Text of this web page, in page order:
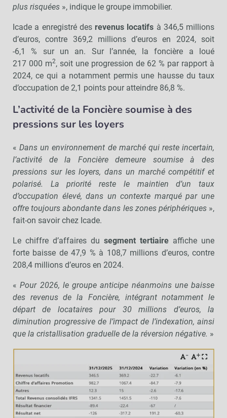
plus risquées », indique le groupe immobilier.
Icade a enregistré des revenus locatifs à 346,5 millions
d’euros, contre 369,2 millions d’euros en 2024, soit
-6,1 % sur un an. Sur l’année, la foncière a loué
217 000 m2, soit une progression de 62 % par rapport à
2024, ce qui a notamment permis une hausse du taux
d’occupation de 2,1 points pour atteindre 86,8 %.
L’activité de la Foncière soumise à des
pressions sur les loyers
«Dans un environnement de marché qui reste incertain,
l’activité de la Foncière demeure soumise à des
pressions sur les loyers, dans un marché compétitif et
polarisé. La priorité reste le maintien d’un taux
d’occupation élevé, dans un contexte marqué par une
offre toujours abondante dans les zones périphériques»,
fait-on savoir chez Icade.
Le chiffre d’affaires du segment tertiaire affiche une
forte baisse de 47,9 % à 108,7 millions d’euros, contre
208,4 millions d’euros en 2024.
«Pour 2026, le groupe anticipe néanmoins une baisse
des revenus de la Foncière, intégrant notamment le
départ de locataires pour 30 millions d’euros, la
diminution progressive de l’impact de l’indexation, ainsi
que la cristallisation graduelle de la réversion négative. »